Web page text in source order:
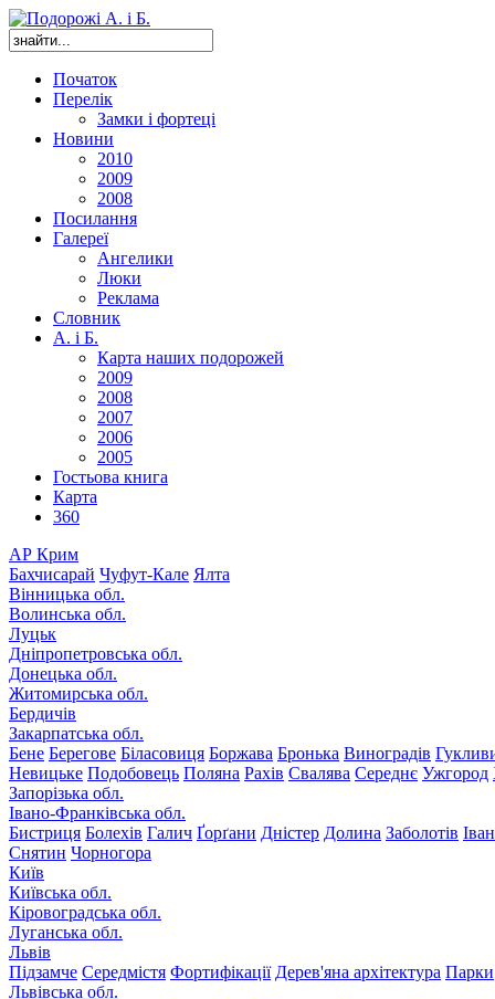
Початок
Перелік
Замки і фортеці
Новини
2010
2009
2008
Посилання
Галереї
Ангелики
Люки
Реклама
Словник
А. і Б.
Карта наших подорожей
2009
2008
2007
2006
2005
Гостьова книга
Карта
360
АР Крим
Бахчисарай Чуфут-Кале Ялта
Вінницька обл.
Волинська обл.
Луцьк
Дніпропетровська обл.
Донецька обл.
Житомирська обл.
Бердичів
Закарпатська обл.
Бене Берегове Біласовиця Боржава Бронька Виноградів
Невицьке Подобовець Поляна Рахів Свалява Середнє Ужгород
Запорізька обл.
Івано-Франківська обл.
Бистриця Болехів Галич Ґорґани Дністер Долина Заболотів
Снятин Чорногора
Київ
Київська обл.
Кіровоградська обл.
Луганська обл.
Львів
Підзамче Середмістя Фортифікації Дерев'яна архітектура Парки
Львівська обл.